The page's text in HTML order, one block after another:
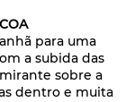
para uma
a subida das
sobre a
dentro e muita